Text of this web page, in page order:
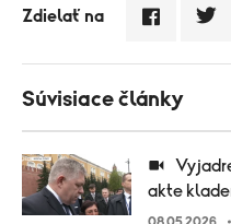
Zdielať na
Súvisiace články
Vyjadrenie premiéra Fica po pietnom
akte
08.05.2026